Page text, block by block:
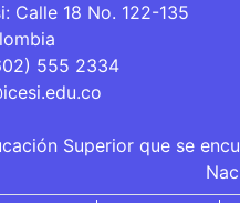
Calle 18 No. 122-135
555 2334
Superior que se